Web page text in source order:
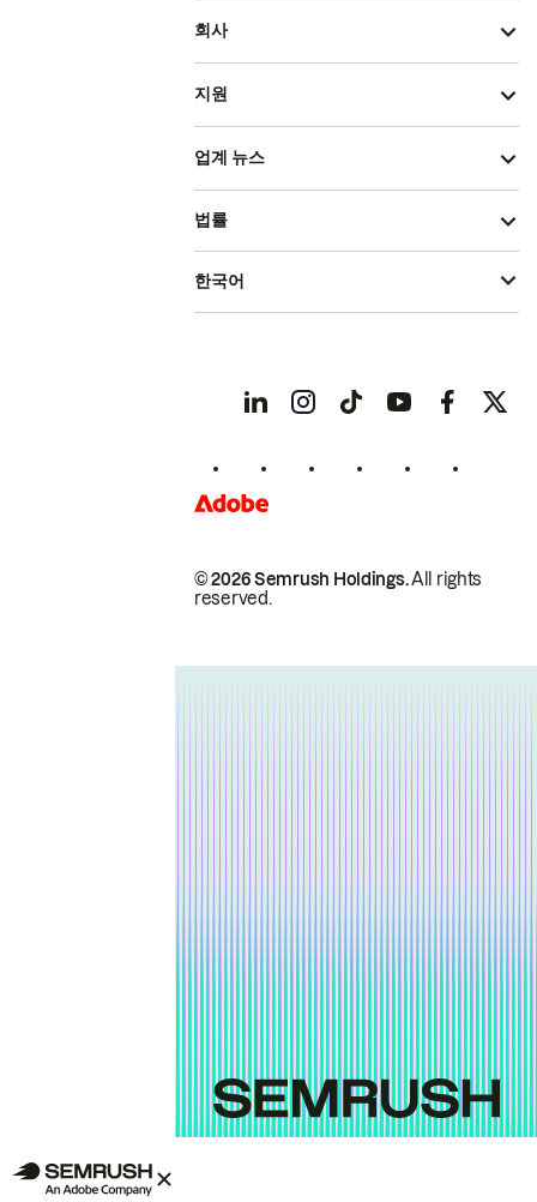
회사
지원
업계 뉴스
© 2026 Semrush Holdings.All rights
reserved.
법률
한국어